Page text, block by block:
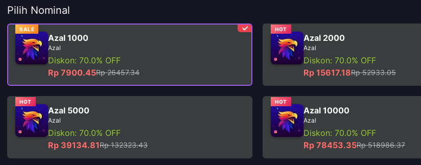
Pilih Nominal
SALE
Azal 1000
Azal
Diskon: 70.0% OFF
Rp 7900.45Rp 26457.34
HOT
Azal 2000
Azal
Diskon: 70.0% OFF
Rp 15617.18Rp 52933.05
HOT
Azal 5000
Azal
Diskon: 70.0% OFF
Rp 39134.81Rp 132323.43
HOT
Azal 10000
Azal
Diskon: 70.0% OFF
Rp 78453.35Rp 518986.37